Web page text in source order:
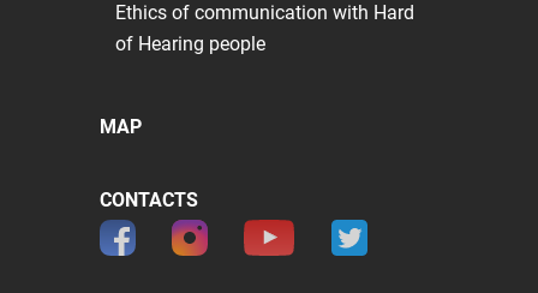
Ethics of communication with Hard
of Hearing people
MAP
CONTACTS